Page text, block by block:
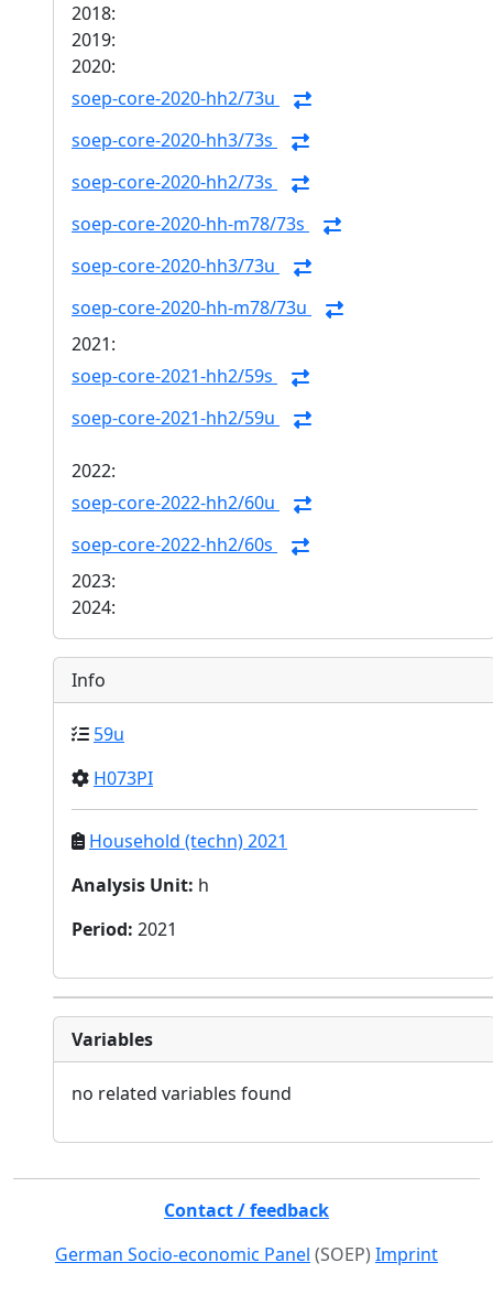
2018:
2019:
2020:
soep-core-2020-hh2/73u
soep-core-2020-hh3/73s
soep-core-2020-hh2/73s
soep-core-2020-hh-m78/73s
soep-core-2020-hh3/73u
soep-core-2020-hh-m78/73u
2021:
soep-core-2021-hh2/59s
soep-core-2021-hh2/59u
2022:
soep-core-2022-hh2/60u
soep-core-2022-hh2/60s
2023:
2024:
Info
59u
H073PI
Household (techn) 2021
Analysis Unit: h
Period: 2021
Variables
no related variables found
Contact / feedback
German Socio-economic Panel (SOEP) Imprint